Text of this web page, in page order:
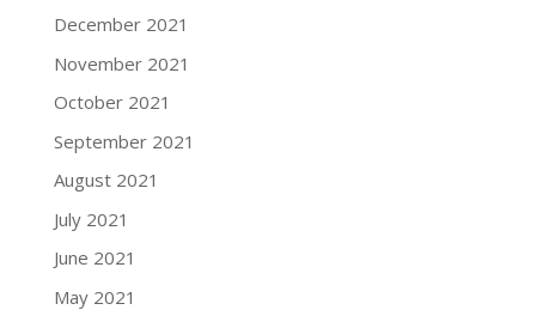
December 2021
November 2021
October 2021
September 2021
August 2021
July 2021
June 2021
May 2021